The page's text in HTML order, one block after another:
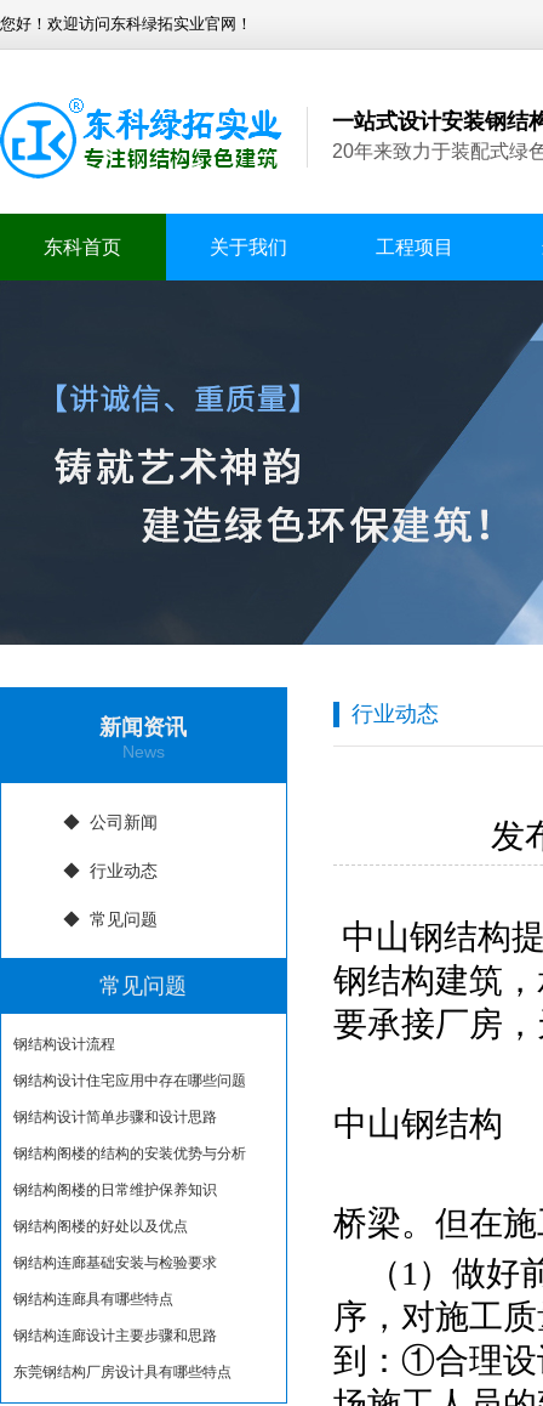
您好！欢迎访问东科绿拓实业官网！
一站式设计安装钢结
20年来致力于装配式绿
东科首页 关于我们 工程项目
新闻资讯
News
◆ 公司新闻
◆ 行业动态
◆ 常见问题
常见问题
钢结构设计流程
钢结构设计住宅应用中存在哪些问题
钢结构设计简单步骤和设计思路
钢结构阁楼的结构的安装优势与分析
钢结构阁楼的日常维护保养知识
钢结构阁楼的好处以及优点
钢结构连廊基础安装与检验要求
钢结构连廊具有哪些特点
钢结构连廊设计主要步骤和思路
东莞钢结构厂房设计具有哪些特点
行业动态
发
中山钢结构
钢结构建筑
要承接厂房
中山钢结构
桥梁。但在
（1）做好
序，对施工
到：①合理设